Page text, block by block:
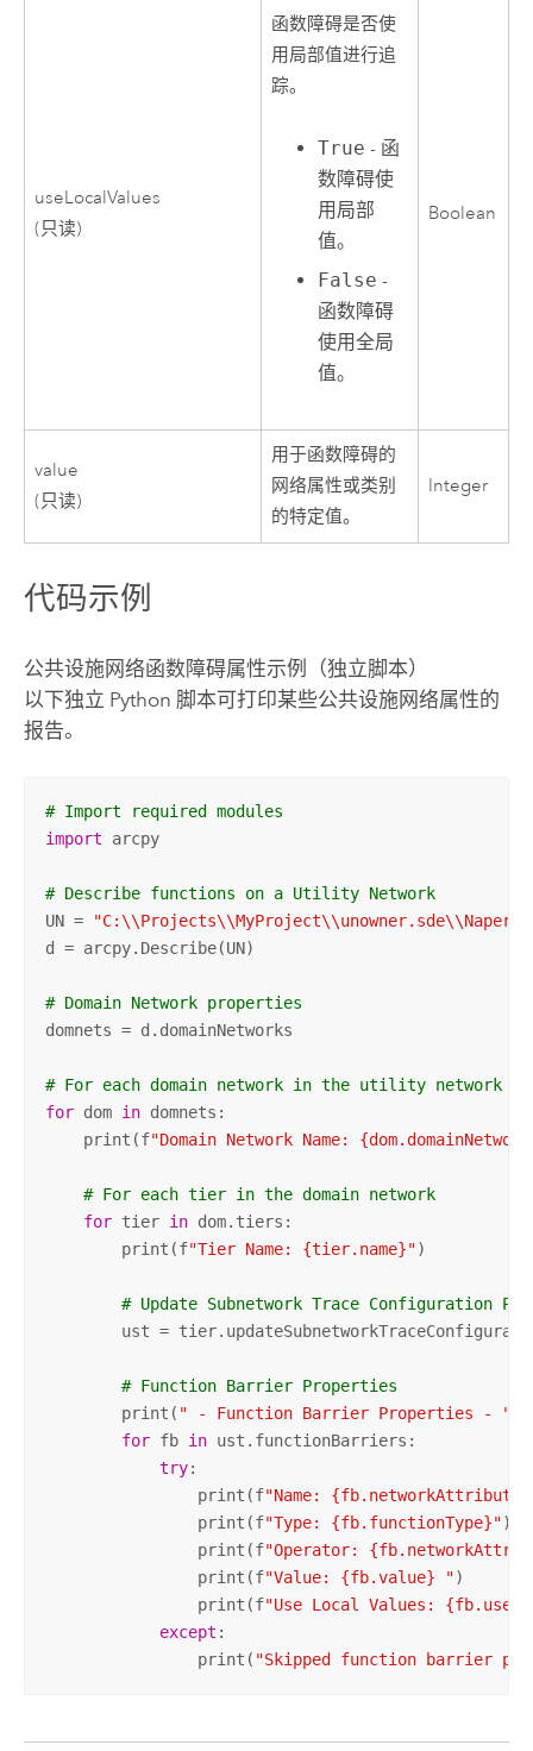
useLocalValues
(只读)
函数障碍是否使
用局部值进行追
踪。
True - 函
数障碍使
用局部
值。
False -
函数障碍
使用全局
值。
Boolean
value
(只读)
用于函数障碍的
网络属性或类别
的特定值。
Integer
代码示例
公共设施网络函数障碍属性示例（独立脚本）
以下独立 Python 脚本可打印某些公共设施网络属性的
报告。
# Import required modules
import arcpy
# Describe functions on a Utility Network
UN =
d = arcpy.Describe(UN)
# Domain Network properties
domnets = d.domainNetworks
# For each domain network in the utility network
for dom in domnets:
    print(f
"Domain Network Name:
# For each tier in the domain network
for tier in dom.tiers:
        print(f
"Tier Name: {tier.name}")
# Update Subnetwork Trace
ust =
# Function Barrier Properties
        print(
" - Function Barrier Properties - "
for fb in ust.functionBarriers:
try:
                print(f
"Name:
                print(f
"Type: {fb.functionType}")
                print(f
"Operator:
                print(f
"Value: {fb.value} ")
                print(f
"Use Local Values:
except :
                print(
"Skipped function barrier